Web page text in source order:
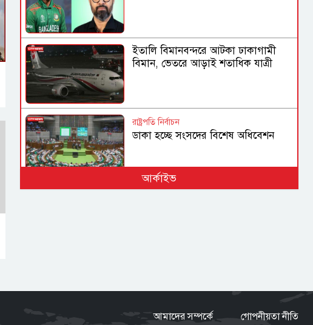
ইতালি বিমানবন্দরে আটকা ঢাকাগামী
বিমান, ভেতরে আড়াই শতাধিক যাত্রী
রাষ্ট্রপতি নির্বাচন
ডাকা হচ্ছে সংসদের বিশেষ অধিবেশন
হামের উপসর্গে আরও ৩ জনের মৃত্যু,
আর্কাইভ
আমাদের সম্পর্কে গোপনীয়তা নীতি